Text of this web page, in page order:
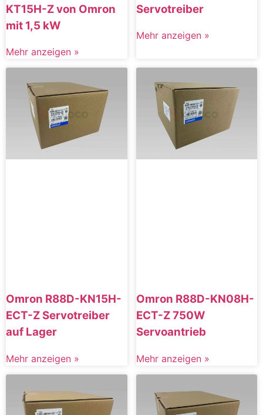
KT15H-Z von Omron
mit 1,5 kW
Mehr anzeigen »
Servotreiber
Mehr anzeigen »
Omron R88D-KN15H-
ECT-Z Servotreiber
auf Lager
Mehr anzeigen »
Omron R88D-KN08H-
ECT-Z 750W
Servoantrieb
Mehr anzeigen »